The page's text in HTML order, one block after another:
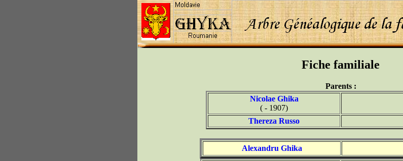
Fiche familiale
Parents :
Nicolae Ghika
( - 1907)
Thereza Russo
Alexandru Ghika